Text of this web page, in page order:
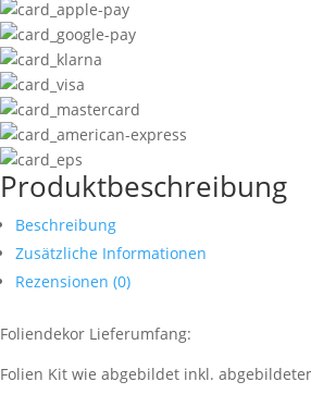
Produktbeschreibung
Beschreibung
Zusätzliche Informationen
Rezensionen (0)
Foliendekor Lieferumfang:
Folien Kit wie abgebildet inkl.